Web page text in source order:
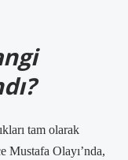
tam olarak
Mustafa Olayı’nda,